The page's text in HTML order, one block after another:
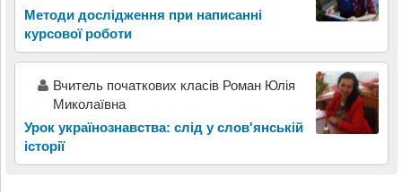
Методи дослідження при написанні
курсової роботи
Вчитель початкових класів Роман Юлія
Миколаївна
Урок українознавства: слід у слов'янській
історії